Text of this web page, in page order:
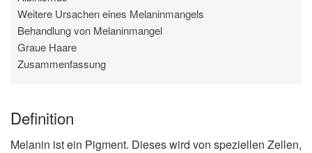
Weitere Ursachen eines Melaninmangels
Behandlung von Melaninmangel
Graue Haare
Zusammenfassung
Definition
Melanin ist ein Pigment. Dieses wird von speziellen Zellen,